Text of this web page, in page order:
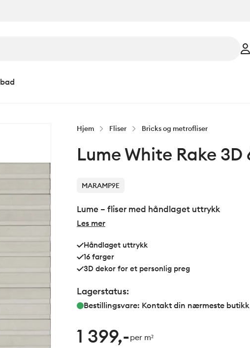
Hjem Fliser Bricks og metrofliser
Lume White Rake 3D
MARAMP9E
Lume – fliser med håndlaget uttrykk
Les mer
Håndlaget uttrykk
16 farger
3D dekor for et personlig preg
Lagerstatus:
Bestillingsvare: Kontakt din nærmeste butikk
1 399,-per m²